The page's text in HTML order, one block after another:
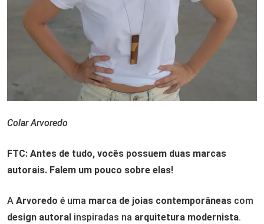
Colar Arvoredo
FTC: Antes de tudo, vocês possuem duas marcas
autorais. Falem um pouco sobre elas!
A Arvoredo é uma marca de joias contemporâneas com
design autoral inspiradas na arquitetura modernista.